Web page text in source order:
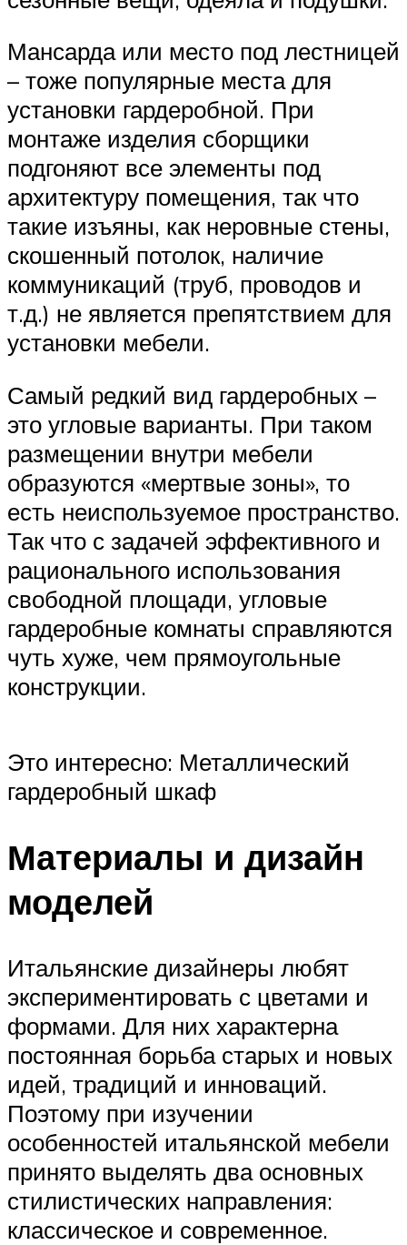
Мансарда или место под лестницей
– тоже популярные места для
установки гардеробной. При
монтаже изделия сборщики
подгоняют все элементы под
архитектуру помещения, так что
такие изъяны, как неровные стены,
скошенный потолок, наличие
коммуникаций (труб, проводов и
т.д.) не является препятствием для
установки мебели.
Самый редкий вид гардеробных –
это угловые варианты. При таком
размещении внутри мебели
образуются «мертвые зоны», то
есть неиспользуемое пространство.
Так что с задачей эффективного и
рационального использования
свободной площади, угловые
гардеробные комнаты справляются
чуть хуже, чем прямоугольные
конструкции.
Это интересно: Металлический
гардеробный шкаф
Материалы и дизайн
моделей
Итальянские дизайнеры любят
экспериментировать с цветами и
формами. Для них характерна
постоянная борьба старых и новых
идей, традиций и инноваций.
Поэтому при изучении
особенностей итальянской мебели
принято выделять два основных
стилистических направления:
классическое и современное.